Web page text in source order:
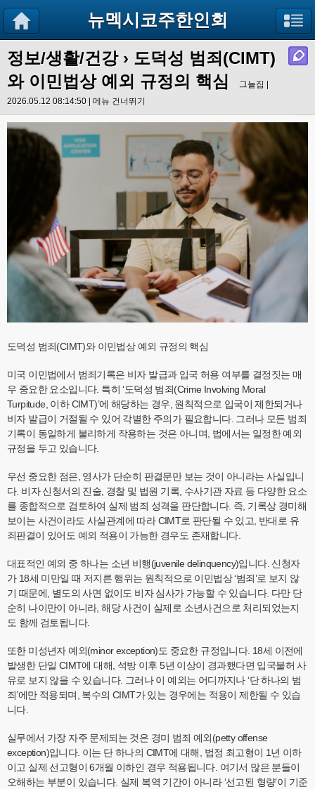
뉴멕시코주한인회
정보/생활/건강› 도덕성 범죄(CIMT)
와 이민법상 예외 규정의 핵심
그늘집 |
2026.05.12 08:14:50 | 메뉴 건너뛰기
도덕성 범죄(CIMT)와 이민법상 예외 규정의 핵심
미국 이민법에서 범죄기록은 비자 발급과 입국 허용 여부를 결정짓는 매
우 중요한 요소입니다. 특히 ‘도덕성 범죄(Crime Involving Moral
Turpitude, 이하 CIMT)’에 해당하는 경우, 원칙적으로 입국이 제한되거나
비자 발급이 거절될 수 있어 각별한 주의가 필요합니다. 그러나 모든 범죄
기록이 동일하게 불리하게 작용하는 것은 아니며, 법에서는 일정한 예외
규정을 두고 있습니다.
우선 중요한 점은, 영사가 단순히 판결문만 보는 것이 아니라는 사실입니
다. 비자 신청서의 진술, 경찰 및 법원 기록, 수사기관 자료 등 다양한 요소
를 종합적으로 검토하여 실제 범죄 성격을 판단합니다. 즉, 기록상 경미해
보이는 사건이라도 사실관계에 따라 CIMT로 판단될 수 있고, 반대로 유
죄판결이 있어도 예외 적용이 가능한 경우도 존재합니다.
대표적인 예외 중 하나는 소년 비행(juvenile delinquency)입니다. 신청자
가 18세 미만일 때 저지른 행위는 원칙적으로 이민법상 ‘범죄’로 보지 않
기 때문에, 별도의 사면 없이도 비자 심사가 가능할 수 있습니다. 다만 단
순히 나이만이 아니라, 해당 사건이 실제로 소년사건으로 처리되었는지
도 함께 검토됩니다.
또한 미성년자 예외(minor exception)도 중요한 규정입니다. 18세 이전에
발생한 단일 CIMT에 대해, 석방 이후 5년 이상이 경과했다면 입국불허 사
유로 보지 않을 수 있습니다. 그러나 이 예외는 어디까지나 ‘단 하나의 범
죄’에만 적용되며, 복수의 CIMT가 있는 경우에는 적용이 제한될 수 있습
니다.
실무에서 가장 자주 문제되는 것은 경미 범죄 예외(petty offense
exception)입니다. 이는 단 하나의 CIMT에 대해, 법정 최고형이 1년 이하
이고 실제 선고형이 6개월 이하인 경우 적용됩니다. 여기서 많은 분들이
오해하는 부분이 있습니다. 실제 복역 기간이 아니라 ‘선고된 형량’이 기준